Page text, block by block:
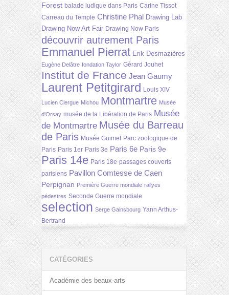
Forest balade ludique dans Paris Carine Tissot
Carreau du Temple Christine Phal Drawing Lab
Drawing Now Art Fair Drawing Now Paris
découvrir autrement Paris
Emmanuel Pierrat Erik Desmazières
Eugène Delâtre fondation Taylor Gérard Jouhet
Institut de France Jean Gaumy
Laurent Petitgirard Louis XIV
Lucien Clergue Michou Montmartre Musée
d'Orsay musée de la Libération de Paris Musée
de Montmartre Musée du Barreau
de Paris Musée Guimet Parc zoologique de
Paris Paris 1er Paris 3e Paris 6e Paris 9e
Paris 14e Paris 18e passages couverts
parisiens Pavillon Comtesse de Caen
Perpignan Première Guerre mondiale rallyes
pédestres Seconde Guerre mondiale
selection Serge Gainsbourg Yann Arthus-
Bertrand
CATÉGORIES
Académie des beaux-arts